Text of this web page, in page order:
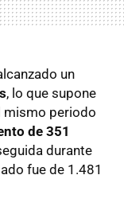
un
, lo que supone
mismo periodo
de 351
durante
fue de 1.481